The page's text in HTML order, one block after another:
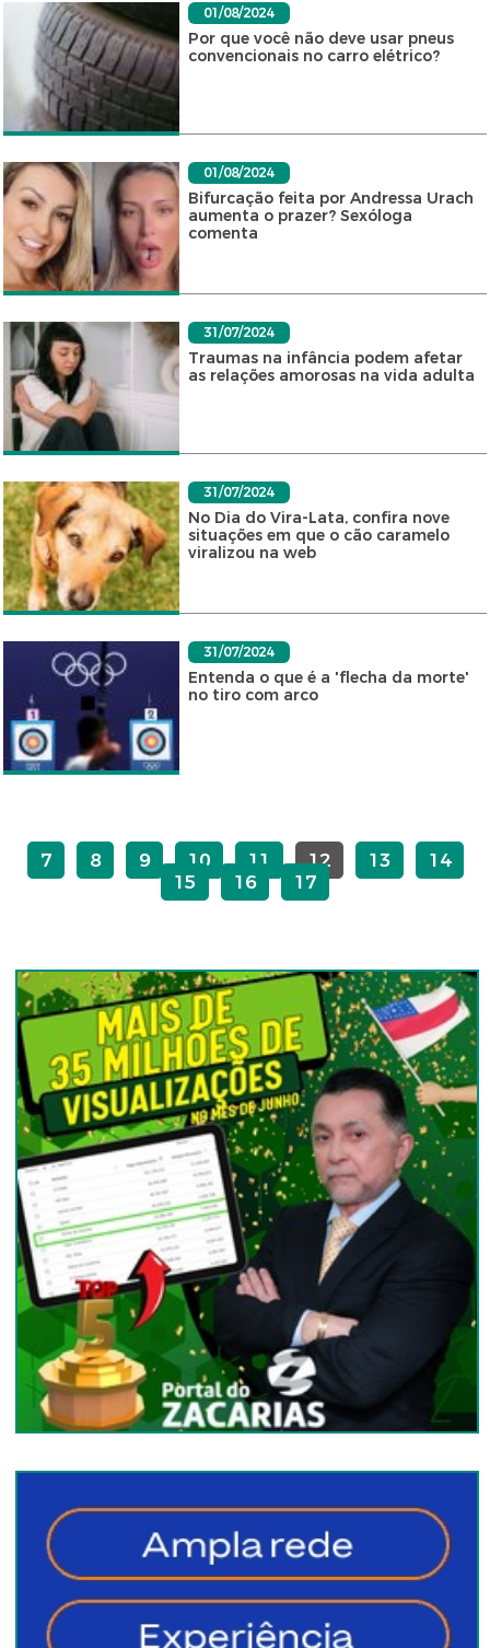
01/08/2024
Por que você não deve usar pneus
convencionais no carro elétrico?
01/08/2024
Bifurcação feita por Andressa Urach
aumenta o prazer? Sexóloga
comenta
31/07/2024
Traumas na infância podem afetar
as relações amorosas na vida adulta
31/07/2024
No Dia do Vira-Lata, confira nove
situações em que o cão caramelo
viralizou na web
31/07/2024
Entenda o que é a 'flecha da morte'
no tiro com arco
7 8 9 10 11 12 13
14
15
16 17